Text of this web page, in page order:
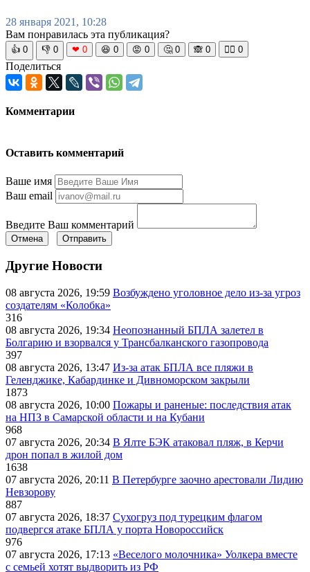
28 января 2021, 10:28
Вам понравилась эта публикация?
👍 0 👎 0 ❤ 0 😆 0 😡 0 🤔 0 🙈 0 🧘‍♀️ 0
Поделиться
Комментарии
Оставить комментарий
Ваше имя
Ваш email
Введите Ваш комментарий
Отмена Отправить
Другие Новости
08 августа 2026, 19:59 Возбуждено уголовное дело из-за угроз
создателям «Колобка»
316
08 августа 2026, 19:34 Неопознанный БПЛА залетел в
Болгарию и взорвался у Трансбалканского газопровода
397
08 августа 2026, 13:47 Из-за атак БПЛА все пляжи в
Геленджике, Кабардинке и Дивноморском закрыли
1873
08 августа 2026, 10:00 Пожары и раненые: последствия атак
на НПЗ в Самарской области и на Кубани
968
07 августа 2026, 20:34 В Ялте БЭК атаковал пляж, в Керчи
дрон попал в жилой дом
1638
07 августа 2026, 20:11 В Петербурге заочно арестовали Лидию
Невзорову
887
07 августа 2026, 18:37 Сухогруз под турецким флагом
подвергся атаке БПЛА у порта Новороссийск
976
07 августа 2026, 17:13 «Веселого молочника» Уолкера вместе
с семьей хотят выдворить из РФ